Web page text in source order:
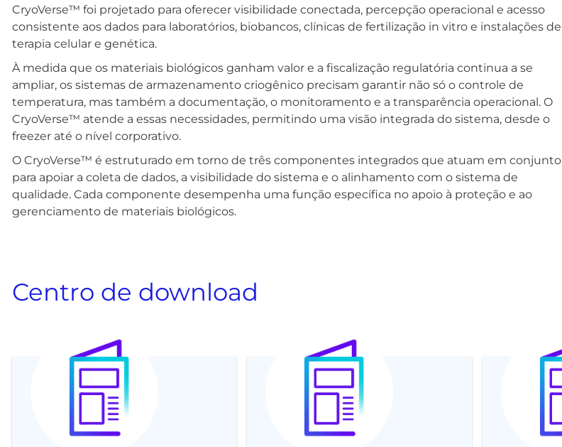
CryoVerse™ foi projetado para oferecer visibilidade conectada, percepção operacional e acesso
consistente aos dados para laboratórios, biobancos, clínicas de fertilização in vitro e instalações de
terapia celular e genética.
À medida que os materiais biológicos ganham valor e a fiscalização regulatória continua a se
ampliar, os sistemas de armazenamento criogênico precisam garantir não só o controle de
temperatura, mas também a documentação, o monitoramento e a transparência operacional. O
CryoVerse™ atende a essas necessidades, permitindo uma visão integrada do sistema, desde o
freezer até o nível corporativo.
O CryoVerse™ é estruturado em torno de três componentes integrados que atuam em conjunto
para apoiar a coleta de dados, a visibilidade do sistema e o alinhamento com o sistema de
qualidade. Cada componente desempenha uma função específica no apoio à proteção e ao
gerenciamento de materiais biológicos.
Centro de download